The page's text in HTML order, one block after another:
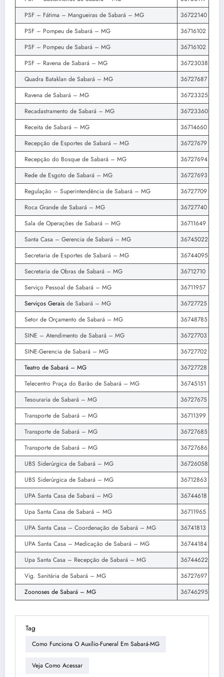
PSF – Fátima – Mangueiras de Sabará – MG
36722140
PSF – Pompeu de Sabará – MG
36716102
PSF – Pompeu de Sabará – MG
36716102
PSF – Ravena de Sabará – MG
36723038
Quadra Bataklan de Sabará – MG
36727687
Ravena de Sabará – MG
36723325
Recadastramento de Sabará – MG
36723360
Receita de Sabará – MG
36714660
Recepção de Esportes de Sabará – MG
36727679
Recepção do Bosque de Sabará – MG
36727694
Rede de Esgoto de Sabará – MG
36727693
Regulação – Superintendência de Sabará – MG
36727709
Roca Grande de Sabará – MG
36727740
Sala de Operações de Sabará – MG
36711649
Santa Casa – Gerencia de Sabará – MG
36745022
Secretaria de Esportes de Sabará – MG
36744095
Secretaria de Obras de Sabará – MG
36712710
Serviço Pessoal de Sabará – MG
36711957
Serviços Gerais de Sabará – MG
36727725
Setor de Orçamento de Sabará – MG
36748785
SINE – Atendimento de Sabará – MG
36727703
SINE-Gerencia de Sabará – MG
36727702
Teatro de Sabará – MG
36727728
Telecentro Praça do Barão de Sabará – MG
36745151
Tesouraria de Sabará – MG
36727675
Transporte de Sabará – MG
36711399
Transporte de Sabará – MG
36727685
Transporte de Sabará – MG
36727686
UBS Siderúrgica de Sabará – MG
36726058
UBS Siderúrgica de Sabará – MG
36712863
UPA Santa Casa de Sabará – MG
36744618
Upa Santa Casa de Sabará – MG
36711965
UPA Santa Casa – Coordenação de Sabará – MG
36741813
UPA Santa Casa – Medicação de Sabará – MG
36744184
Upa Santa Casa – Recepção de Sabará – MG
36744622
Vig. Sanitária de Sabará – MG
36727697
Zoonoses de Sabará – MG
36746295
Tag
Como Funciona O Auxílio-Funeral Em Sabará-MG
Veja Como Acessar